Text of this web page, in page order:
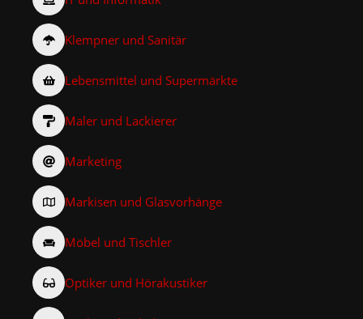
Klempner und Sanitär
Lebensmittel und Supermärkte
Maler und Lackierer
Marketing
Markisen und Glasvorhänge
Möbel und Tischler
Optiker und Hörakustiker